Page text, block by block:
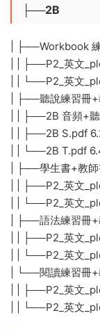
├──2B
| ├──Workbook
| | ├──P2_英文
| | └──P2_英文
| ├──聽說練習冊
| | ├──2B 音頻+
| | ├──2B S.pdf
| | └──2B T.pdf
| ├──學生書+教
| | ├──P2_英文
| | └──P2_英文
| ├──語法練習冊
| | ├──P2_英文
| | └──P2_英文
| └──閱讀練習冊
| | ├──P2_英文
| | └──P2_英文